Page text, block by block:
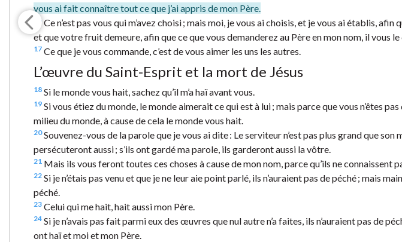
vous ai fait connaître tout ce que j’ai appris de mon Père.
16 Ce n’est pas vous qui m’avez choisi ; mais moi, je vous ai choisis, et je vous ai établis,
et que votre fruit demeure, afin que ce que vous demanderez au Père en mon nom, il vous le
17 Ce que je vous commande, c’est de vous aimer les uns les autres.
L’œuvre du Saint-Esprit et la mort de Jésus
18 Si le monde vous hait, sachez qu’il m’a haï avant vous.
19 Si vous étiez du monde, le monde aimerait ce qui est à lui ; mais parce que vous n’êtes
milieu du monde, à cause de cela le monde vous hait.
20Souvenez-vous de la parole que je vous ai dite : Le serviteur n’est pas plus grand que son
persécuteront aussi ; s’ils ont gardé ma parole, ils garderont aussi la vôtre.
21 Mais ils vous feront toutes ces choses à cause de mon nom, parce qu’ils ne connaissent
22 Si je n’étais pas venu et que je ne leur aie point parlé, ils n’auraient pas de péché ; mais
péché.
23 Celui qui me hait, hait aussi mon Père.
24 Si je n’avais pas fait parmi eux des œuvres que nul autre n’a faites, ils n’auraient pas de
ont haï et moi et mon Père.